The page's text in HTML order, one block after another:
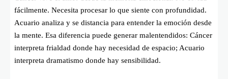
fácilmente. Necesita procesar lo que siente con profundidad.
Acuario analiza y se distancia para entender la emoción desde
la mente. Esa diferencia puede generar malentendidos: Cáncer
interpreta frialdad donde hay necesidad de espacio; Acuario
interpreta dramatismo donde hay sensibilidad.